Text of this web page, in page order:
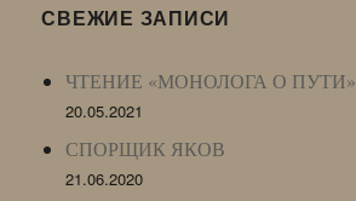
LJ
СВЕЖИЕ ЗАПИСИ
ЧТЕНИЕ «МОНОЛОГА О ПУТИ»
20.05.2021
СПОРЩИК ЯКОВ
21.06.2020